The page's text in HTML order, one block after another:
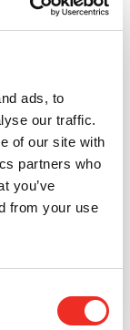
ads, to
our traffic.
of our site with
partners who
you’ve
from your use
geschikt
om